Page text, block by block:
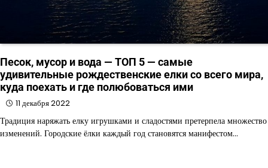
Песок, мусор и вода — ТОП 5 — самые
удивительные рождественские елки со всего мира,
куда поехать и где полюбоваться ими
11 декабря 2022
Традиция наряжать елку игрушками и сладостями претерпела множество
изменений. Городские ёлки каждый год становятся манифестом…